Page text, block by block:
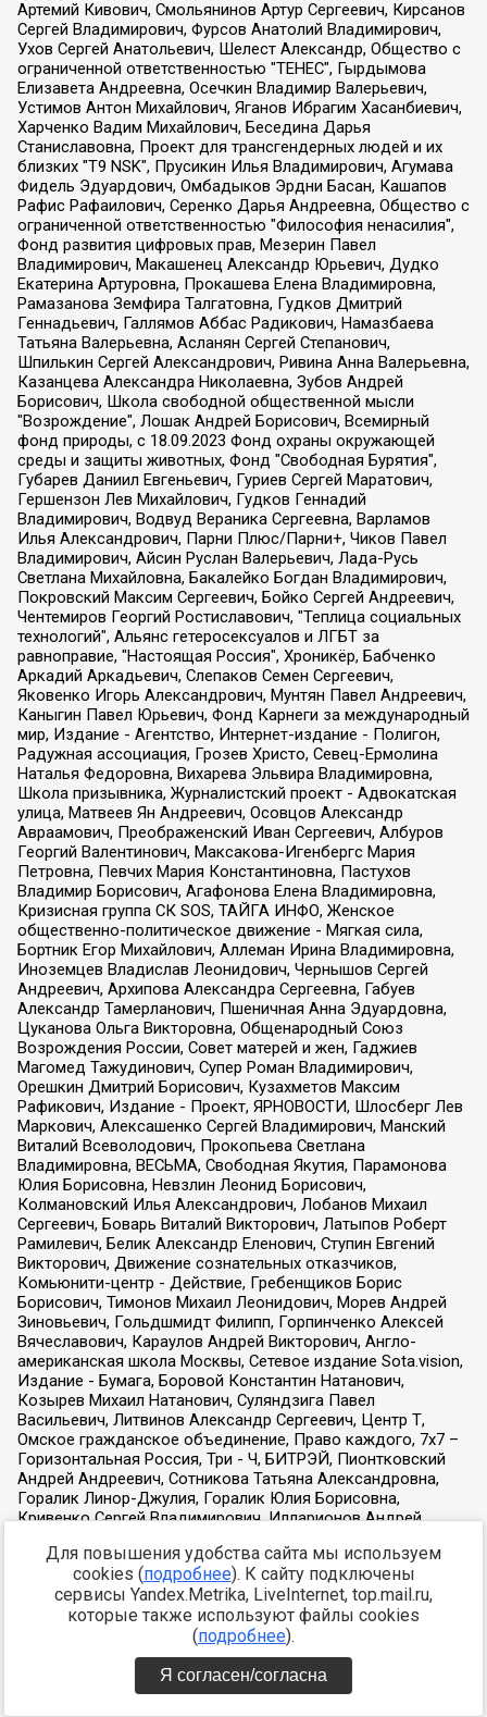
Для повышения удобства сайта мы используем
cookies (подробнее). К сайту подключены
сервисы Yandex.Metrika, LiveInternet, top.mail.ru,
которые также используют файлы cookies
(подробнее).
Я согласен/согласна